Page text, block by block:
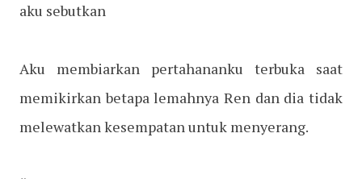
aku sebutkan
Aku membiarkan pertahananku terbuka saat
memikirkan betapa lemahnya Ren dan dia tidak
melewatkan kesempatan untuk menyerang.